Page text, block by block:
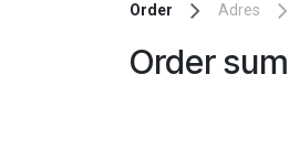
Order Adres
Order